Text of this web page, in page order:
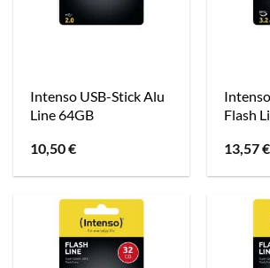
Intenso USB-Stick Alu
Line 64GB
10,50€
Flash
13,57€